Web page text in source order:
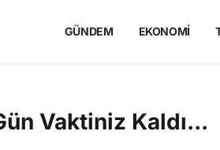
GÜNDEM EKONOMI
Vaktiniz Kaldı...